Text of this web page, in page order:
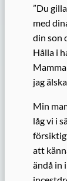
”Du
med
din son
Hålla i
jag
Min
låg vi i
att
ändå in